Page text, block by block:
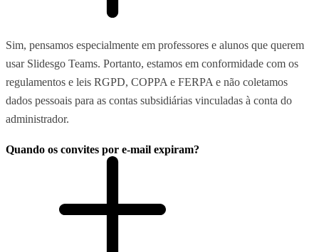
Sim, pensamos especialmente em professores e alunos que querem
usar Slidesgo Teams. Portanto, estamos em conformidade com os
regulamentos e leis RGPD, COPPA e FERPA e não coletamos
dados pessoais para as contas subsidiárias vinculadas à conta do
administrador.
Quando os convites por e-mail expiram?